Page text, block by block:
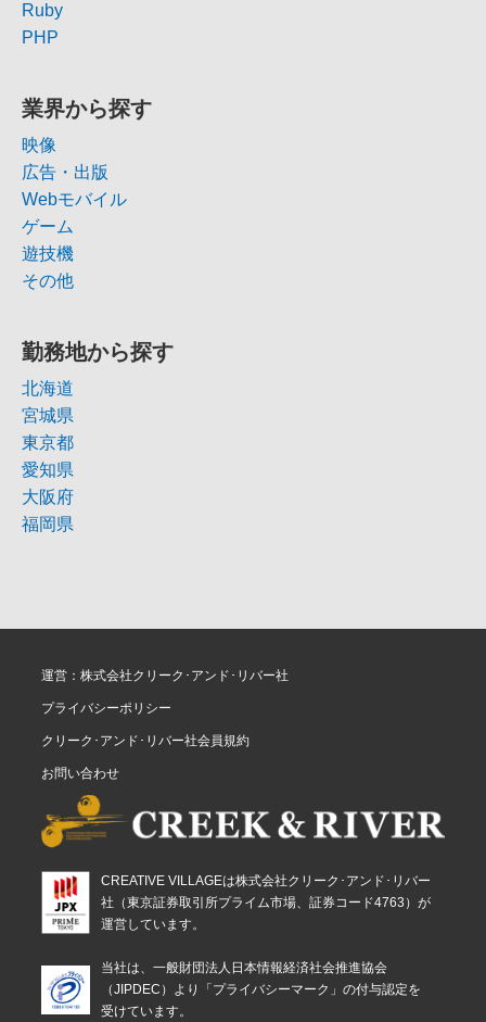
Ruby
PHP
業界から探す
映像
広告・出版
Webモバイル
ゲーム
遊技機
その他
勤務地から探す
北海道
宮城県
東京都
愛知県
大阪府
福岡県
運営：株式会社クリーク･アンド･リバー社
プライバシーポリシー
クリーク･アンド･リバー社会員規約
お問い合わせ
CREATIVE VILLAGEは株式会社クリーク･アンド･リバー
社（東京証券取引所プライム市場、証券コード4763）が
運営しています。
当社は、一般財団法人日本情報経済社会推進協会
（JIPDEC）より「プライバシーマーク」の付与認定を
受けています。